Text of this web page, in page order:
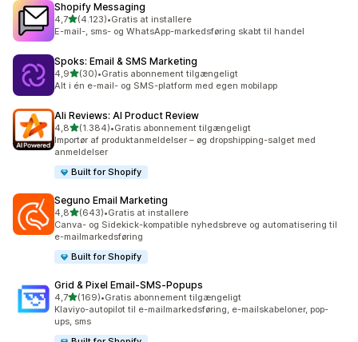
Shopify Messaging
4,7ud af 5 stjerner
(4.123)
4123 anmeldelser i alt
•Gratis at installere
E-mail-, sms- og WhatsApp-markedsføring skabt til handel
Spoks: Email & SMS Marketing
4,9ud af 5 stjerner
(30)
30 anmeldelser i alt
•Gratis abonnement tilgængeligt
Alt i én e-mail- og SMS-platform med egen mobilapp
Ali Reviews: AI Product Review
4,8ud af 5 stjerner
(1.384)
1384 anmeldelser i alt
•Gratis abonnement tilgængeligt
Importør af produktanmeldelser – øg dropshipping-salget med
anmeldelser
Built for Shopify
Seguno Email Marketing
4,8ud af 5 stjerner
(643)
643 anmeldelser i alt
•Gratis at installere
Canva- og Sidekick-kompatible nyhedsbreve og automatisering til
e-mailmarkedsføring
Built for Shopify
Grid & Pixel Email‑SMS‑Popups
4,7ud af 5 stjerner
(169)
169 anmeldelser i alt
•Gratis abonnement tilgængeligt
Klaviyo-autopilot til e-mailmarkedsføring, e-mailskabeloner, pop-
ups, sms